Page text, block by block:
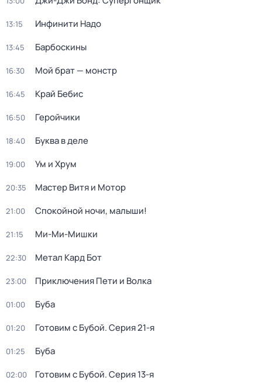
13:15 Инфинити Надо
13:45 Барбоскины
16:30 Мой брат — монстр
16:45 Край Бебис
16:50 Геройчики
18:40 Буква в деле
19:00 Ум и Хрум
20:35 Мастер Витя и Мотор
21:00 Спокойной ночи, малыши!
21:15 Ми-Ми-Мишки
22:30 Метал Кард Бот
23:00 Приключения Пети и Волка
01:00 Буба
01:20 Готовим с Бубой. Серия 21-я
01:25 Буба
02:00 Готовим с Бубой. Серия 13-я